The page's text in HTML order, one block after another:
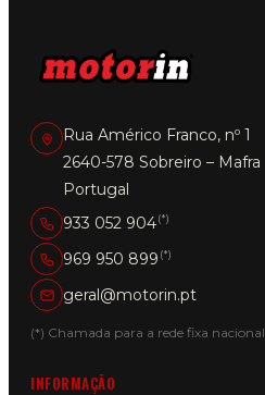
Rua Américo Franco, nº 1
2640-578 Sobreiro – Mafra
Portugal
933 052 904(*)
969 950 899 (*)
geral@motorin.pt
(*) Chamada para a rede fixa nacional
INFORMAÇÃO